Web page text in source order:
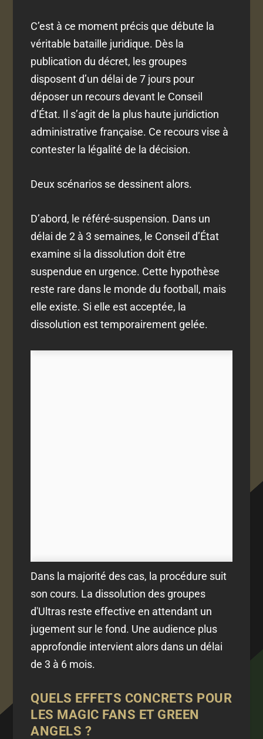
C’est à ce moment précis que débute la
véritable bataille juridique. Dès la
publication du décret, les groupes
disposent d’un délai de 7 jours pour
déposer un recours devant le Conseil
d’État. Il s’agit de la plus haute juridiction
administrative française. Ce recours vise à
contester la légalité de la décision.
Deux scénarios se dessinent alors.
D’abord, le référé-suspension. Dans un
délai de 2 à 3 semaines, le Conseil d’État
examine si la dissolution doit être
suspendue en urgence. Cette hypothèse
reste rare dans le monde du football, mais
elle existe. Si elle est acceptée, la
dissolution est temporairement gelée.
Dans la majorité des cas, la procédure suit
son cours. La dissolution des groupes
d'Ultras reste effective en attendant un
jugement sur le fond. Une audience plus
approfondie intervient alors dans un délai
de 3 à 6 mois.
QUELS EFFETS CONCRETS POUR
LES MAGIC FANS ET GREEN
ANGELS ?